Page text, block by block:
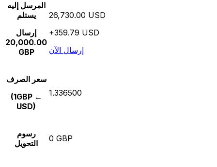
المرسل إليه
يستلم
إرسال
20,000.00
GBP
26,730.00 USD
+359.79 USD
إرسال الآن
سعر الصرف
(1GBP ←
USD)
1.336500
رسوم
التحويل
0 GBP